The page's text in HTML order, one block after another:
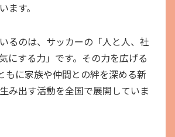
ます。
るのは、サッカーの「人と人、社
にする力」です。その力を広げる
もに家族や仲間との絆を深める新
み出す活動を全国で展開していま